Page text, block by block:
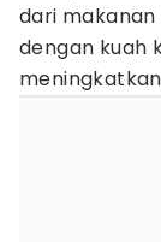
dari makanan
dengan kuah